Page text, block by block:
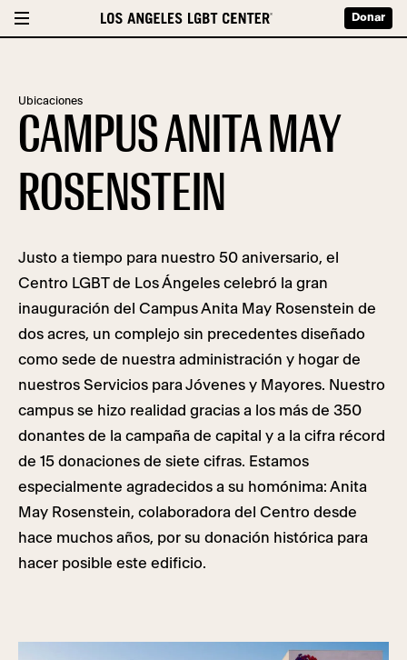
Donar
Ubicaciones
CAMPUS ANITA MAY
ROSENSTEIN
Justo a tiempo para nuestro 50 aniversario, el
Centro LGBT de Los Ángeles celebró la gran
inauguración del Campus Anita May Rosenstein de
dos acres, un complejo sin precedentes diseñado
como sede de nuestra administración y hogar de
nuestros Servicios para Jóvenes y Mayores. Nuestro
campus se hizo realidad gracias a los más de 350
donantes de la campaña de capital y a la cifra récord
de 15 donaciones de siete cifras. Estamos
especialmente agradecidos a su homónima: Anita
May Rosenstein, colaboradora del Centro desde
hace muchos años, por su donación histórica para
hacer posible este edificio.